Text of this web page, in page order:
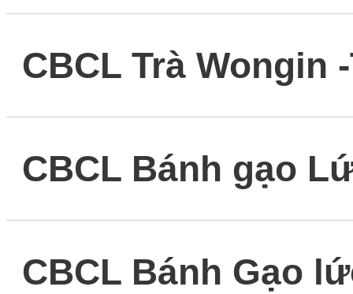
CBCL Trà Wongin
CBCL Bánh gạo
CBCL Bánh Gạo